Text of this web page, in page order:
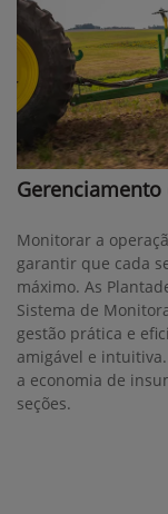
Monitorar a
garantir que cada
máximo. As
Sistema de
gestão prática e
amigável e
a economia de
seções.